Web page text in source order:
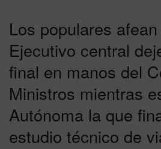
Los populares
Ejecutivo central
final en manos del
Ministros mientras
Autónoma la que
estudio técnico de